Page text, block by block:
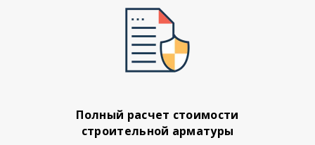
Полный расчет стоимости
строительной арматуры